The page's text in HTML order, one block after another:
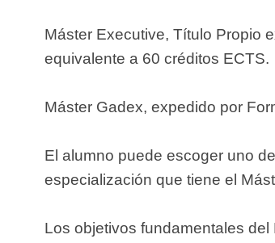
Máster Executive, Título Propio
equivalente a 60 créditos ECTS.
Máster Gadex, expedido por
El alumno puede escoger uno
especialización que tiene el
Los objetivos fundamentales del